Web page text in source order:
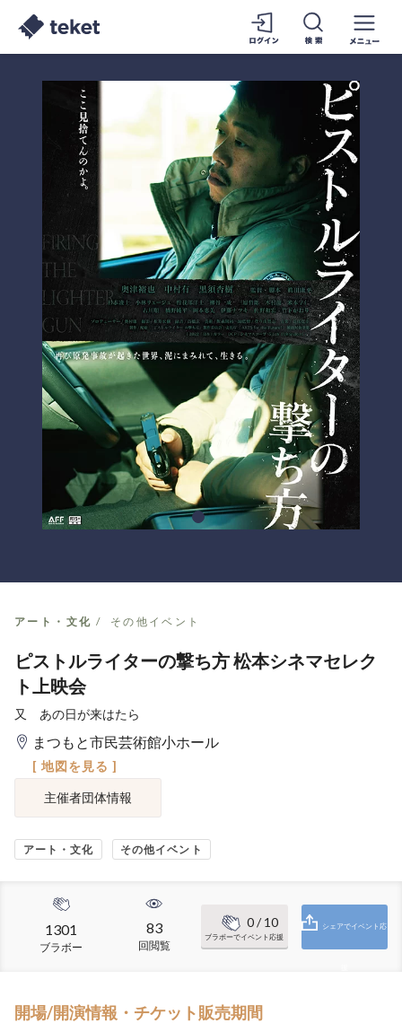
アート・文化 その他イベント
ピストルライターの撃ち方 松本シネマセレク
ト上映会
又 あの日が来はたら
まつもと市民芸術館小ホール
[ 地図を見る ]
主催者団体情報
アート・文化 その他イベント
1301
ブラボー
83
回閲覧
0/ 10
ブラボーでイベント応援
シェアでイベント応
開場/開演情報・チケット販売期間